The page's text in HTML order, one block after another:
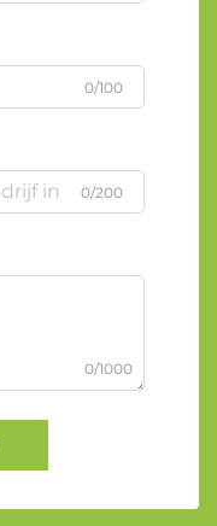
0/100
0/200
0/1000